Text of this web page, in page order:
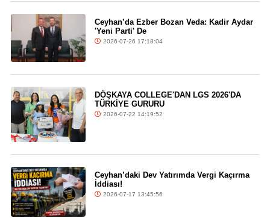
Ceyhan’da Ezber Bozan Veda: Kadir Aydar
'Yeni Parti' De
2026-07-26 17:18:04
DÖŞKAYA COLLEGE'DAN LGS 2026'DA
TÜRKİYE GURURU
2026-07-22 14:19:52
Ceyhan’daki Dev Yatırımda Vergi Kaçırma
İddiası!
2026-07-17 13:45:56